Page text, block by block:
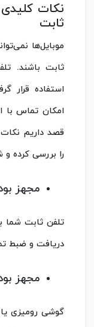
نکات
ثابت
موبایل‌ها
ثابت باشند.
استفاده قرار
امکان تماس با
قصد داریم
را بررسی کرده و
مجهز
تلفن ثابت شما
دریافت و ضبط
مجهز
گوشی رومیزی